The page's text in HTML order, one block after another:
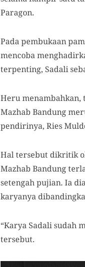
Paragon.
Pada pembukaan
mencoba
terpenting, Sadali
Heru menambahkan,
Mazhab Bandung
pendirinya, Ries
Hal tersebut dikritik
Mazhab Bandung
setengah pujian. Ia
karyanya
“Karya Sadali sudah
tersebut.